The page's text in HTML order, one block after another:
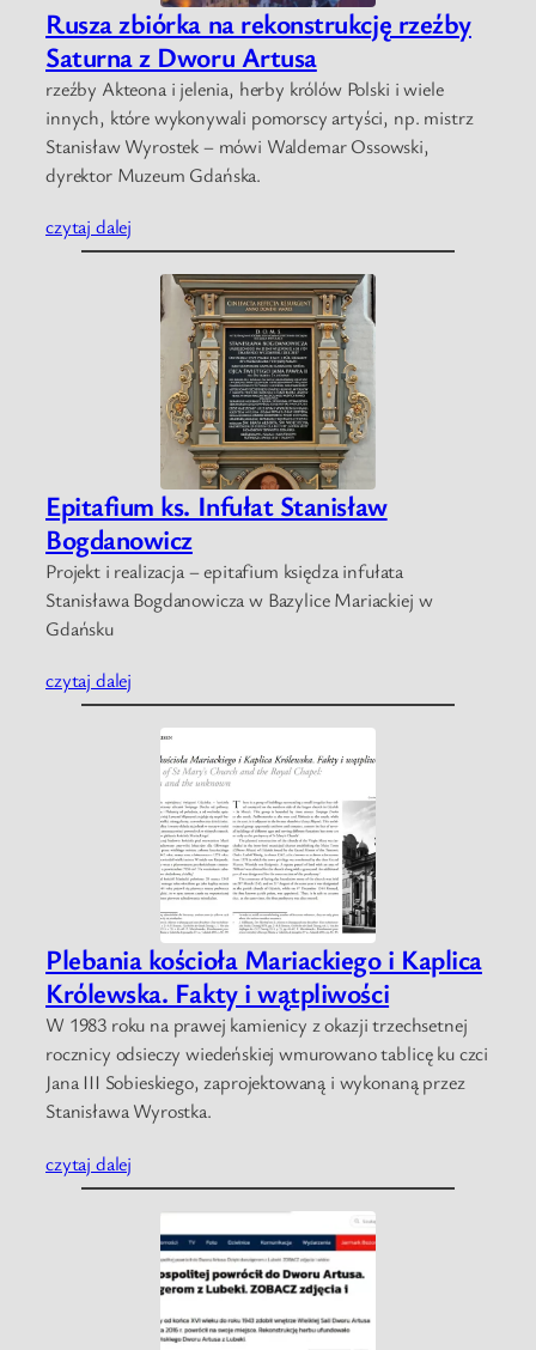
Rusza zbiórka na rekonstrukcję rzeźby
Saturna z Dworu Artusa
rzeźby Akteona i jelenia, herby królów Polski i wiele
innych, które wykonywali pomorscy artyści, np. mistrz
Stanisław Wyrostek – mówi Waldemar Ossowski,
dyrektor Muzeum Gdańska.
czytaj dalej
Epitafium ks. Infułat Stanisław
Bogdanowicz
Projekt i realizacja – epitafium księdza infułata
Stanisława Bogdanowicza w Bazylice Mariackiej w
Gdańsku
czytaj dalej
Plebania kościoła Mariackiego i Kaplica
Królewska. Fakty i wątpliwości
W 1983 roku na prawej kamienicy z okazji trzechsetnej
rocznicy odsieczy wiedeńskiej wmurowano tablicę ku czci
Jana III Sobieskiego, zaprojektowaną i wykonaną przez
Stanisława Wyrostka.
czytaj dalej